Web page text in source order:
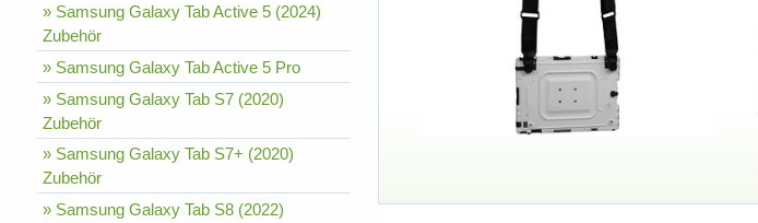
» Samsung Galaxy Tab Active 5 (2024)
Zubehör
» Samsung Galaxy Tab Active 5 Pro
» Samsung Galaxy Tab S7 (2020)
Zubehör
» Samsung Galaxy Tab S7+ (2020)
Zubehör
» Samsung Galaxy Tab S8 (2022)